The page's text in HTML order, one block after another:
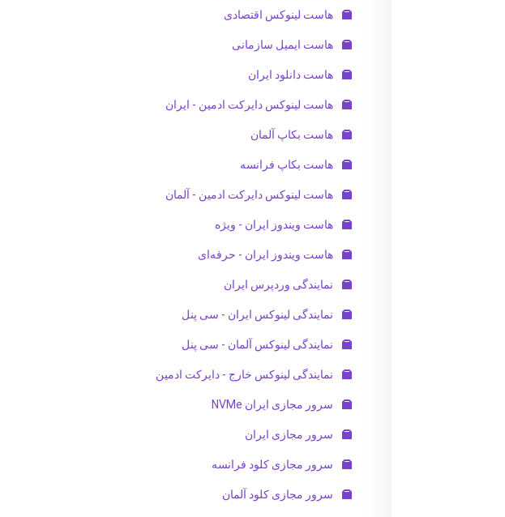
هاست لینوکس اقتصادی
هاست ایمیل سازمانی
هاست دانلود ایران
هاست لینوکس دایرکت ادمین - ایران
هاست بکاپ آلمان
هاست بکاپ فرانسه
هاست لینوکس دایرکت ادمین - آلمان
هاست ویندوز ایران - ویژه
هاست ویندوز ایران - حرفه‌ای
نمایندگی وردپرس ایران
نمایندگی لینوکس ایران - سی پنل
نمایندگی لینوکس آلمان - سی پنل
نمایندگی لینوکس خارج - دایرکت ادمین
سرور مجازی ایران NVMe
سرور مجازی ایران
سرور مجازی کلود فرانسه
سرور مجازی کلود آلمان